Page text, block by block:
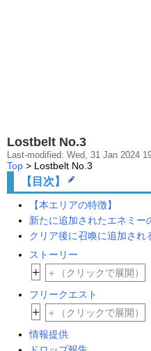
Lostbelt No.3
Last-modified: Wed, 31 Jan 2024
Top > Lostbelt No.3
【目次】
【本エリアの特徴】
新たに追加されたエネミー
クリア後に召喚に追加され
ストーリー
+
＋（クリックで展開）
フリークエスト
+
＋（クリックで展開）
情報提供